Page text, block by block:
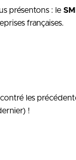
présentons : le
françaises.
les
!